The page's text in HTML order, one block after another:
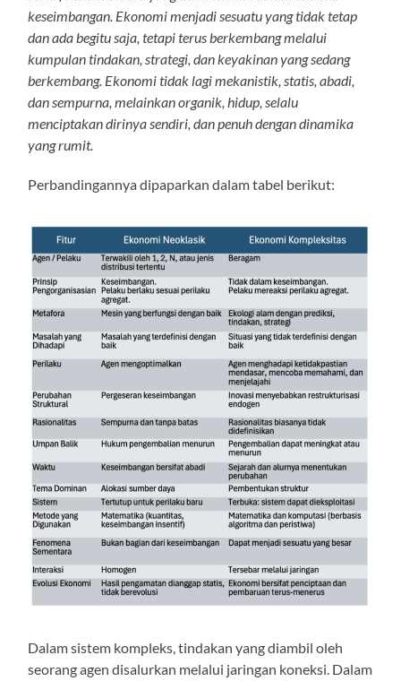
keseimbangan. Ekonomi menjadi sesuatu yang tidak tetap
dan ada begitu saja, tetapi terus berkembang melalui
kumpulan tindakan, strategi, dan keyakinan yang sedang
berkembang. Ekonomi tidak lagi mekanistik, statis, abadi,
dan sempurna, melainkan organik, hidup, selalu
menciptakan dirinya sendiri, dan penuh dengan dinamika
yang rumit.
Perbandingannya dipaparkan dalam tabel berikut:
Dalam sistem kompleks, tindakan yang diambil oleh
seorang agen disalurkan melalui jaringan koneksi. Dalam